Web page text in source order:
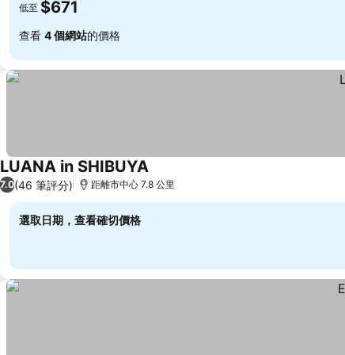
低至 $671
查看 4 個網站的價格
LUANA in SHIBUYA查看價格
7.0(46 筆評分) 距離市中心 7.8 公里
選取日期，查看確切價格